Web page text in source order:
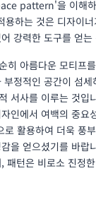
pattern'을 이해
하는 것은 디자이너
강력한 도구를 얻는
히 아름다운 모티프
정적인 공간이 섬세
서사를 이루는 것입
인에서 여백의 중요
로 활용하여 더욱 풍
을 얻으셨기를 바랍
패턴은 비로소 진정